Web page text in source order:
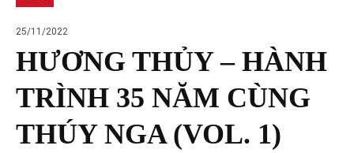
25/11/2022
HƯƠNG THỦY – HÀNH
TRÌNH 35 NĂM CÙNG
THÚY NGA (VOL. 1)